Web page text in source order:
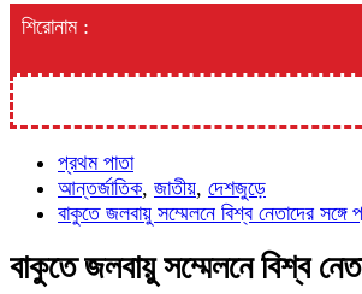
শিরোনাম :
প্রথম পাতা
আন্তর্জাতিক, জাতীয়, দেশজুড়ে
বাকুতে জলবায়ু সম্মেলনে বিশ্ব নেতাদের সঙ্গে
বাকুতে জলবায়ু সম্মেলনে বিশ্ব